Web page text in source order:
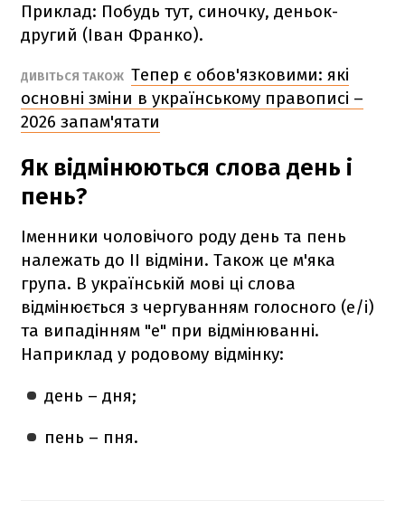
Приклад: Побудь тут, синочку, деньок-
другий (Іван Франко).
ДИВІТЬСЯ ТАКОЖ Тепер є обов'язковими: які
основні зміни в українському правописі –
2026 запам'ятати
Як відмінюються слова день і
пень?
Іменники чоловічого роду день та пень
належать до ІІ відміни. Також це м'яка
група. В українській мові ці слова
відмінюється з чергуванням голосного (е/і)
та випадінням "е" при відмінюванні.
Наприклад у родовому відмінку:
день – дня;
пень – пня.